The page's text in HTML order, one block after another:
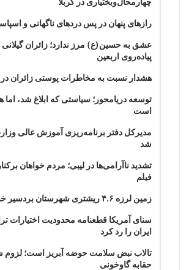
رازهای پنهان در پس دردهای ناگهانی و
عشق به حسین(ع) مرز ندارد؛ زائران گیلانی
پیاده‌روی اربعین
هشدار نسبت به مخاطرات پوستی زائران
توسعه دریامحور؛ سیاستی که ابلاغ شد، اما
است
مدیرکل دفتر برنامه‌ریزی آموزش عالی
شد
تشدید ناآرامی‌ها در لیبی؛ مردم خواهان
فیلم
زمین لرزه ۴.۶ ریشتری شهرستان بردسیر خسارتی نداشت
سنای آمریکا قطعنامه محدودیت اختیارات
ایران را رد کرد
تالاب نبض سلامت حوضه آبریز است؛
حقابه گاوخونی